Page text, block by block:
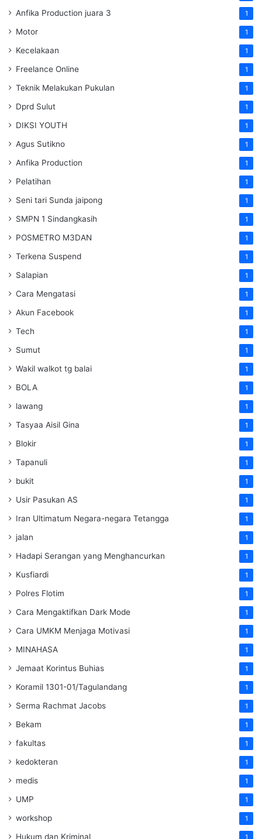
Anfika Production juara 3 1
Motor 1
Kecelakaan 1
Freelance Online 1
Teknik Melakukan Pukulan 1
Dprd Sulut 1
DIKSI YOUTH 1
Agus Sutikno 1
Anfika Production 1
Pelatihan 1
Seni tari Sunda jaipong 1
SMPN 1 Sindangkasih 1
POSMETRO M3DAN 1
Terkena Suspend 1
Salapian 1
Cara Mengatasi 1
Akun Facebook 1
Tech 1
Sumut 1
Wakil walkot tg balai 1
BOLA 1
lawang 1
Tasyaa Aisil Gina 1
Blokir 1
Tapanuli 1
bukit 1
Usir Pasukan AS 1
Iran Ultimatum Negara-negara Tetangga 1
jalan 1
Hadapi Serangan yang Menghancurkan 1
Kusfiardi 1
Polres Flotim 1
Cara Mengaktifkan Dark Mode 1
Cara UMKM Menjaga Motivasi 1
MINAHASA 1
Jemaat Korintus Buhias 1
Koramil 1301-01/Tagulandang 1
Serma Rachmat Jacobs 1
Bekam 1
fakultas 1
kedokteran 1
medis 1
UMP 1
workshop 1
Hukum dan Kriminal 1